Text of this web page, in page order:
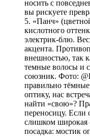
носить с
вы рискуете
5. «Панч»
кислотного
электрик-блю.
акцента.
внешностью, так
темные волосы и
союзник. Фото:
правильно
оптику, нас
найти «свою»?
переносицу. Если
слишком широкая
посадка: мостик